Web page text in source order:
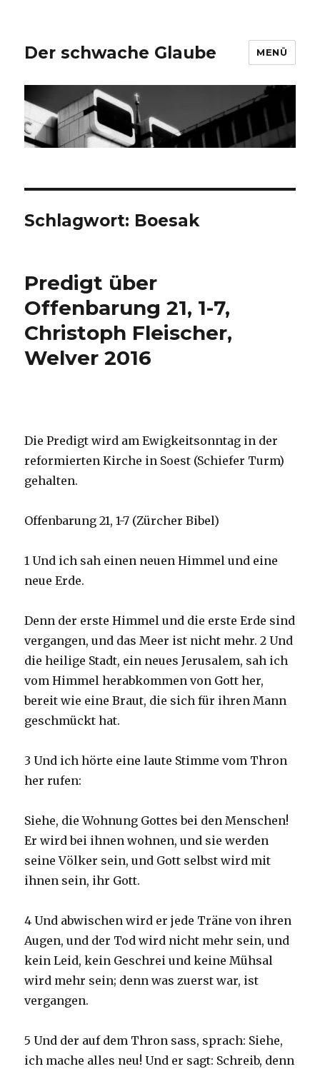
Der schwache Glaube MENÜ
Schlagwort: Boesak
Predigt über
Offenbarung 21, 1-7,
Christoph Fleischer,
Welver 2016
Die Predigt wird am Ewigkeitsonntag in der
reformierten Kirche in Soest (Schiefer Turm)
gehalten.
Offenbarung 21, 1-7 (Zürcher Bibel)
1 Und ich sah einen neuen Himmel und eine
neue Erde.
Denn der erste Himmel und die erste Erde sind
vergangen, und das Meer ist nicht mehr. 2 Und
die heilige Stadt, ein neues Jerusalem, sah ich
vom Himmel herabkommen von Gott her,
bereit wie eine Braut, die sich für ihren Mann
geschmückt hat.
3 Und ich hörte eine laute Stimme vom Thron
her rufen:
Siehe, die Wohnung Gottes bei den Menschen!
Er wird bei ihnen wohnen, und sie werden
seine Völker sein, und Gott selbst wird mit
ihnen sein, ihr Gott.
4 Und abwischen wird er jede Träne von ihren
Augen, und der Tod wird nicht mehr sein, und
kein Leid, kein Geschrei und keine Mühsal
wird mehr sein; denn was zuerst war, ist
vergangen.
5 Und der auf dem Thron sass, sprach: Siehe,
ich mache alles neu! Und er sagt: Schreib, denn